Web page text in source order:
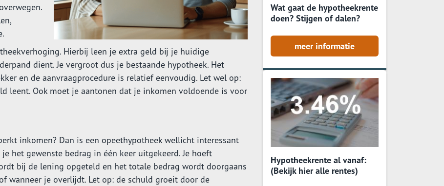
Hierbij leen je extra geld bij je huidige
dient. Je vergroot dus je bestaande hypotheek. Het
en de aanvraagprocedure is relatief eenvoudig. Let wel op:
leent. Ook moet je aantonen dat je inkomen voldoende is voor
inkomen? Dan is een opeethypotheek wellicht interessant
het gewenste bedrag in één keer uitgekeerd. Je hoeft
bij de lening opgeteld en het totale bedrag wordt doorgaans
wanneer je overlijdt. Let op: de schuld groeit door de
Wat gaat de hypotheekrente
doen? Stijgen of dalen?
meer informatie
Hypotheekrente al vanaf:
(Bekijk hier alle rentes)